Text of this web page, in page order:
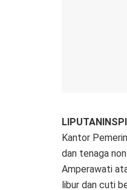
Kantor
dan tenaga
Amperawati
libur dan cuti